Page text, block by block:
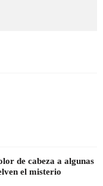
de cabeza a algunas
el misterio